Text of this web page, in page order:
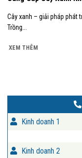
Cây xanh – giải pháp phát
Trồng...
XEM THÊM
Kinh doanh 1
Kinh doanh 2